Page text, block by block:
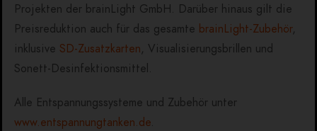
Projekten der brainLight GmbH. Darüber hinaus gilt die
Preisreduktion auch für das gesamte brainLight-Zubehör,
inklusive SD-Zusatzkarten, Visualisierungsbrillen und
Sonett-Desinfektionsmittel.
Alle Entspannungssysteme und Zubehör unter
www.entspannungtanken.de.